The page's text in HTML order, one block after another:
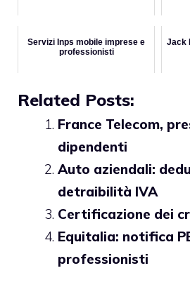
Servizi Inps mobile imprese e
professionisti
Jack
Related Posts:
France Telecom,
dipendenti
Auto aziendali:
detraibilità IVA
Certificazione dei
Equitalia: notifica
professionisti